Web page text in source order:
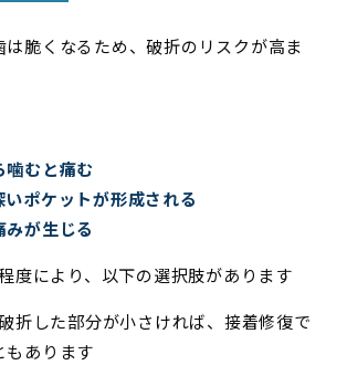
脆くなるため、破折のリスクが高ま
噛むと痛む
ポケットが形成される
が生じる
度により、以下の選択肢があります
折した部分が小さければ、接着修復で
もあります